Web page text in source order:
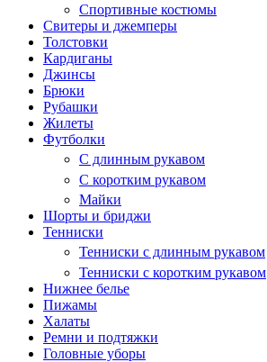
Спортивные костюмы
Свитеры и джемперы
Толстовки
Кардиганы
Джинсы
Брюки
Рубашки
Жилеты
Футболки
С длинным рукавом
С коротким рукавом
Майки
Шорты и бриджи
Тенниски
Тенниски с длинным рукавом
Тенниски с коротким рукавом
Нижнее белье
Пижамы
Халаты
Ремни и подтяжки
Головные уборы